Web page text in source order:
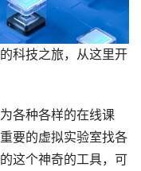
科技之旅，从这里开
各种各样的在线课
要的虚拟实验室找各
这个神奇的工具，可